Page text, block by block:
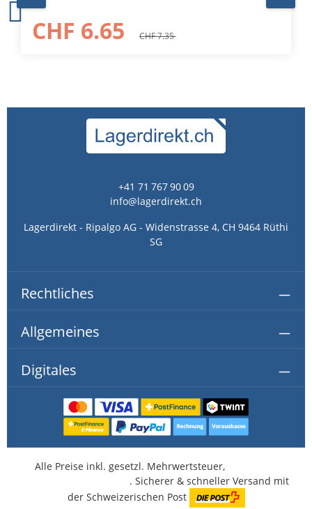
CHF 6.65 CHF 7.35
+41 71 767 90 09
info@lagerdirekt.ch
Lagerdirekt - Ripalgo AG - Widenstrasse 4, CH 9464 Rüthi
SG
Rechtliches
Allgemeines
Digitales
Alle Preise inkl. gesetzl. Mehrwertsteuer,
. Sicherer & schneller Versand mit
der Schweizerischen Post